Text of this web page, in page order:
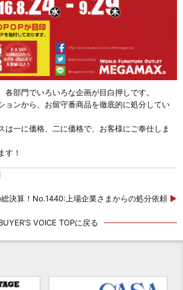
各部門でいろいろな企画が目白押しです。
ョンから、お留守番商品を徹底的に処分してい
は一に価格、二に価格で、お客様にご奉仕しま
す！
決算！ No.1440:上場企業さまからの処分依頼 ▶
VOICE TOPに戻る